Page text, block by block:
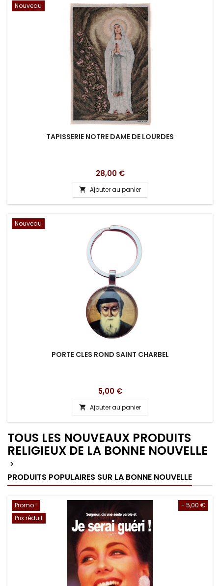
Nouveau
TAPISSERIE NOTRE DAME DE LOURDES
Prix
28,00 €
 Ajouter au panier
Nouveau
PORTE CLES ROND SAINT CHARBEL
Prix
5,00 €
 Ajouter au panier
TOUS LES NOUVEAUX PRODUITS
RELIGIEUX DE LA BONNE NOUVELLE

PRODUITS POPULAIRES SUR LA BONNE NOUVELLE
- 5,00 €
Promo !
Prix réduit